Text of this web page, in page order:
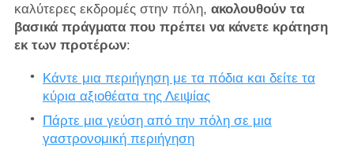
καλύτερες εκδρομές στην πόλη, ακολουθούν τα
βασικά πράγματα που πρέπει να κάνετε κράτηση
εκ των προτέρων:
Κάντε μια περιήγηση με τα πόδια και δείτε τα
κύρια αξιοθέατα της Λειψίας
Πάρτε μια γεύση από την πόλη σε μια
γαστρονομική περιήγηση